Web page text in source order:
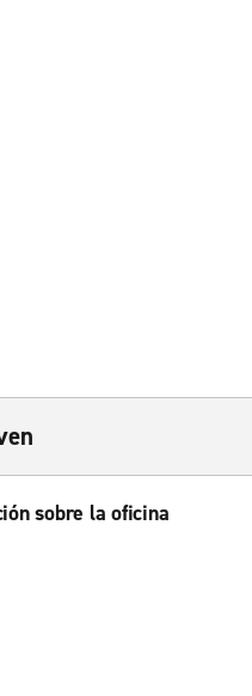
sobre la oficina